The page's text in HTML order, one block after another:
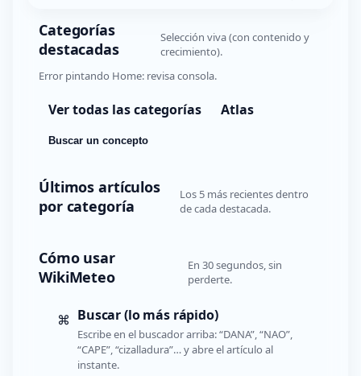
Categorías
destacadas
Selección viva (con contenido y
crecimiento).
Error pintando Home: revisa consola.
Ver todas las categorías Atlas
Buscar un concepto
Últimos artículos
por categoría
Los 5 más recientes dentro
de cada destacada.
Cómo usar
WikiMeteo
En 30 segundos, sin
perderte.
⌘ Buscar (lo más rápido)
Escribe en el buscador arriba: “DANA”, “NAO”,
“CAPE”, “cizalladura”… y abre el artículo al
instante.